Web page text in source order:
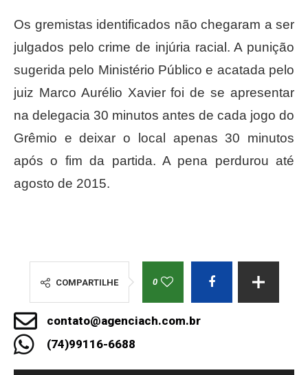
Os gremistas identificados não chegaram a ser
julgados pelo crime de injúria racial. A punição
sugerida pelo Ministério Público e acatada pelo
juiz Marco Aurélio Xavier foi de se apresentar
na delegacia 30 minutos antes de cada jogo do
Grêmio e deixar o local apenas 30 minutos
após o fim da partida. A pena perdurou até
agosto de 2015.
COMPARTILHE 0
contato@agenciach.com.br
(74)99116-6688